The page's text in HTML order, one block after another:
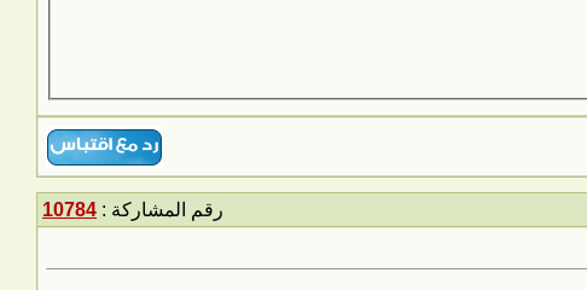
رقم المشاركة : 10784